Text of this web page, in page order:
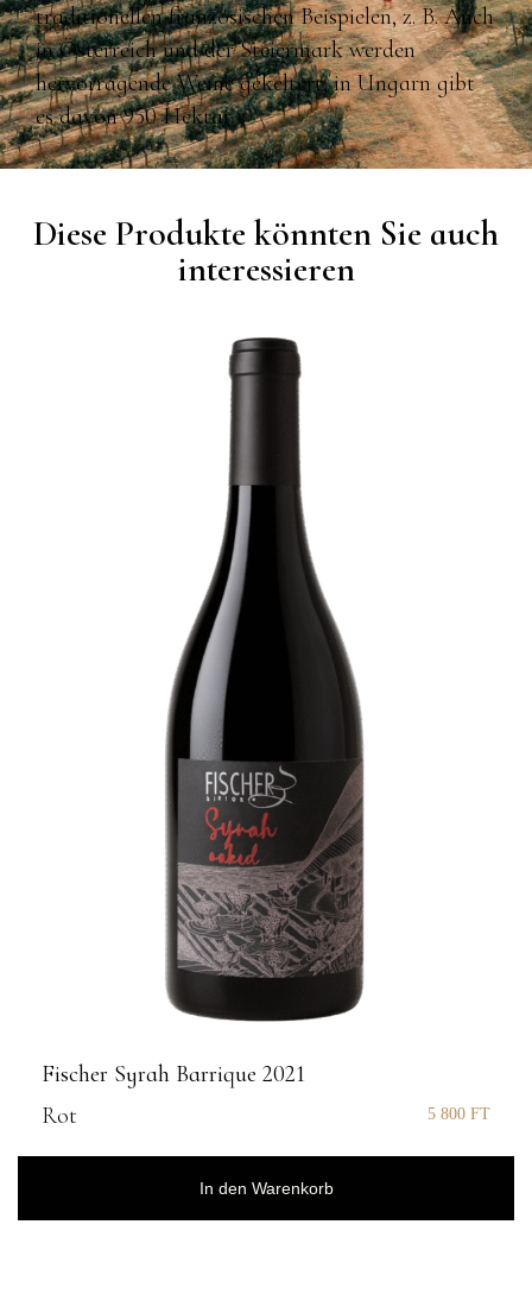
traditionellen französischen Beispielen, z. B. Auch
in Österreich und der Steiermark werden
hervorragende Weine gekeltert, in Ungarn gibt
es davon 950 Hektar.
Diese Produkte könnten Sie auch
interessieren
Fischer Syrah Barrique 2021
Rot
5 800 FT
In den Warenkorb